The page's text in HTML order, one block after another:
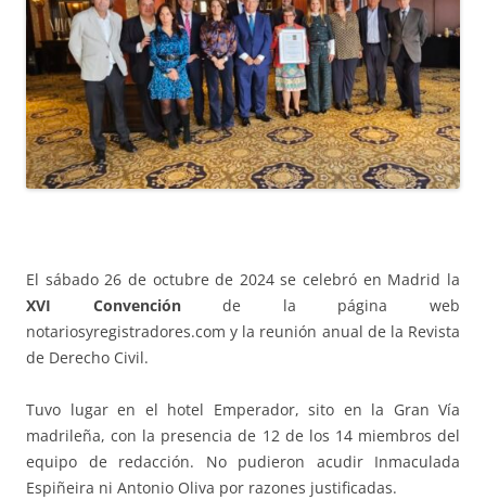
El sábado 26 de octubre de 2024 se celebró en Madrid la
XVI Convenciónde la página web
notariosyregistradores.com y la reunión anual de la Revista
de Derecho Civil.
Tuvo lugar en el hotel Emperador, sito en la Gran Vía
madrileña, con la presencia de 12 de los 14 miembros del
equipo de redacción. No pudieron acudir Inmaculada
Espiñeira ni Antonio Oliva por razones justificadas.